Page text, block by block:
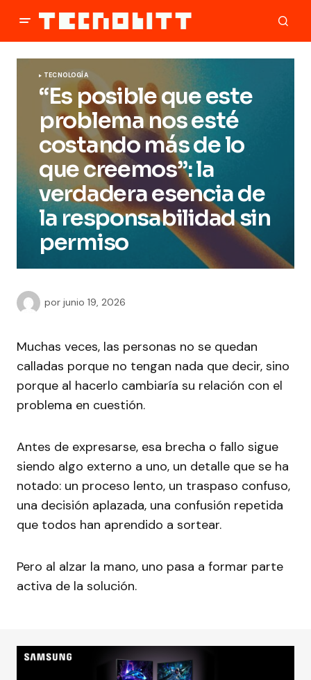
TECNOLOGÍA
“Es posible que este
problema nos esté
costando más de lo
que creemos”: la
verdadera esencia de
la responsabilidad sin
permiso
por junio 19, 2026
Muchas veces, las personas no se quedan
calladas porque no tengan nada que decir, sino
porque al hacerlo cambiaría su relación con el
problema en cuestión.
Antes de expresarse, esa brecha o fallo sigue
siendo algo externo a uno, un detalle que se ha
notado: un proceso lento, un traspaso confuso,
una decisión aplazada, una confusión repetida
que todos han aprendido a sortear.
Pero al alzar la mano, uno pasa a formar parte
activa de la solución.